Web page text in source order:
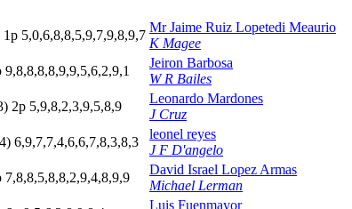
1p 5,0,6,8,8,5,9,7,9,8,9,7
Mr Jaime Ruiz Lopetedi Meaurio
K Magee
9,8,8,8,8,9,9,5,6,2,9,1
Jeiron Barbosa
W R Bailes
2p 5,9,8,2,3,9,5,8,9
Leonardo Mardones
J Cruz
6,9,7,7,4,6,6,7,8,3,8,3
leonel reyes
J F D'angelo
7,8,8,5,8,8,2,9,4,8,9,9
David Israel Lopez Armas
Michael Lerman
Luis Fuenmayor